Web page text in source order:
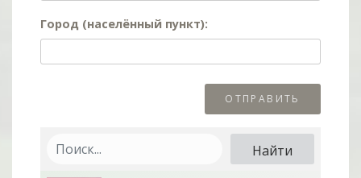
Город (населённый пункт):